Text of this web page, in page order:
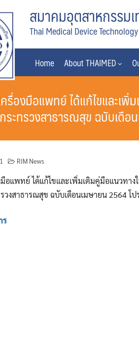
สมาคมอุตสาหกรรม
Thai Medical Device
Home About THAIMED
รื่องมือแพทย์ ได้แก้ไขและเ
ระทรวงสาธารณสุข ฉบับเดือ
RIM News
อแพทย์ ได้แก้ไขและเพิ่มเติมคู่มือแนวทา
วงสาธารณสุข ฉบับเดือนเมษายน 2564 โป
ร